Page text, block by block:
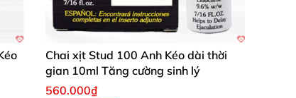
Chai xịt Stud 100 Anh Kéo dài thời
gian 10ml Tăng cường sinh lý
560.000₫